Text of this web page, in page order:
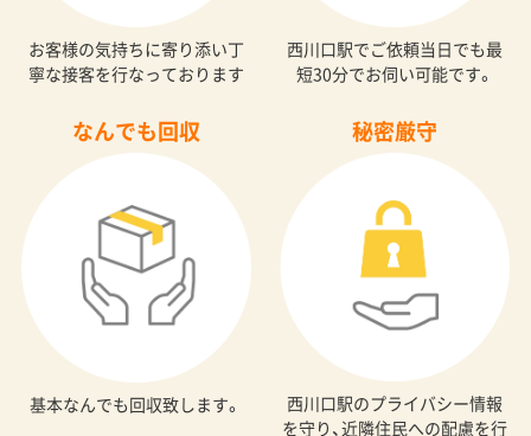
お客様の気持ちに寄り添い丁
寧な接客を行なっております
西川口駅でご依頼当日でも最
短30分でお伺い可能です。
なんでも回収
基本なんでも回収致します。
秘密厳守
西川口駅のプライバシー情報
を守り、近隣住民への配慮を行